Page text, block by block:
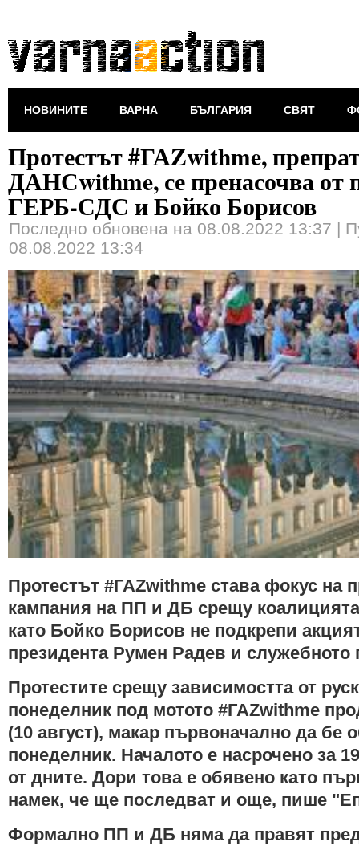
НОВИНИТЕ ВАРНА БЪЛГАРИЯ СВЯТ
Протестът #ГАZwithme,
ДАНСwithme, се пренасочва от
ГЕРБ-СДС и Бойко Борисов
Последно обновена на 08.08.2022 13:37 |
08.08.2022 13:34
Протестът #ГАZwithme става фокус на
кампания на ПП и ДБ срещу
като Бойко Борисов не подкрепи
президента Румен Радев и служебното
Протестите срещу зависимостта от
понеделник под мотото #ГАZwithme
(10 август), макар първоначално да бе
понеделник. Началото е насрочено за
от дните. Дори това е обявено като
намек, че ще последват и още, пише
Формално ПП и ДБ няма да правят